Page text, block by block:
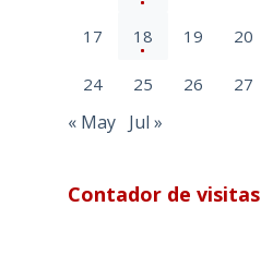
17 18 19 20
24 25 26 27
« May Jul »
Contador de visitas